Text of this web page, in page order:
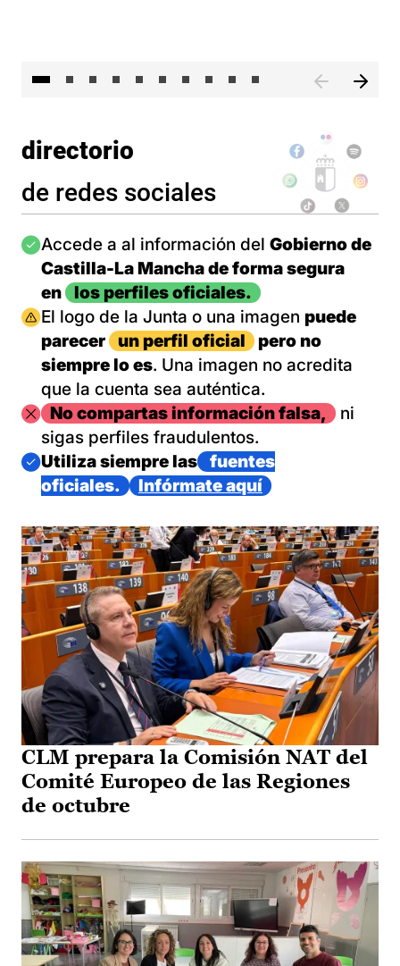
directorio
de redes sociales
Imagen
Accede a al información del Gobierno de
Castilla-La Mancha de forma segura
en
los perfiles oficiales.
Imagen
El logo de la Junta o una imagen puede
parecer
un perfil oficial
pero no
siempre lo es. Una imagen no acredita
que la cuenta sea auténtica.
ImagenNo compartas información falsa,
ni
sigas perfiles fraudulentos.
Imagen
Utiliza siempre las
fuentes
oficiales.
Infórmate aquí
CLM prepara la Comisión NAT del
Comité Europeo de las Regiones
de octubre